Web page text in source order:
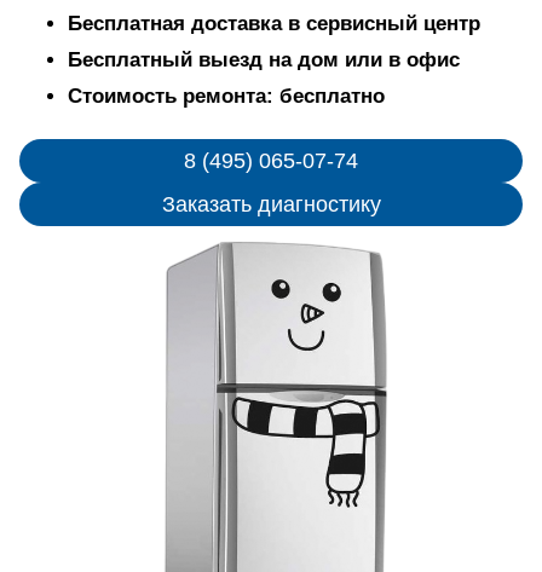
Бесплатная доставка в сервисный центр
Бесплатный выезд на дом или в офис
Стоимость ремонта: бесплатно
8 (495) 065-07-74
Заказать диагностику